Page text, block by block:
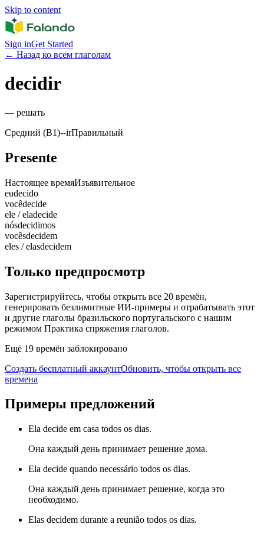
Skip to content
Sign inGet Started
← Назад ко всем глаголам
decidir
— решать
Средний (B1)--irПравильный
Presente
Настоящее времяИзъявительное
eudecido
vocêdecide
ele / eladecide
nósdecidimos
vocêsdecidem
eles / elasdecidem
Только предпросмотр
Зарегистрируйтесь, чтобы открыть все 20 времён,
генерировать безлимитные ИИ-примеры и отрабатывать этот
и другие глаголы бразильского португальского с нашим
режимом Практика спряжения глаголов.
Ещё 19 времён заблокировано
Создать бесплатный аккаунтОбновить, чтобы открыть все
времена
Примеры предложений
Ela decide em casa todos os dias.
Она каждый день принимает решение дома.
Ela decide quando necessário todos os dias.
Она каждый день принимает решение, когда это
необходимо.
Elas decidem durante a reunião todos os dias.